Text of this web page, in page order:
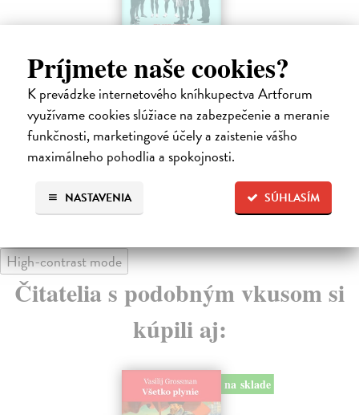
Príjmete naše cookies?
K prevádzke internetového kníhkupectva Artforum
využívame cookies slúžiace na zabezpečenie a meranie
funkčnosti, marketingové účely a zaistenie vášho
maximálneho pohodlia a spokojnosti.
SÚHLASÍM
NASTAVENIA
Ako vedieť všetko
Wiss Elke| Kniha
Kniha, ktorá zbystrí tvoje myslenie, otvorí nové
horizonty a prehĺbi vzťahy – doma aj v práci. Ako v...
Na sklade ?
16,39 €
High-contrast mode
Čitatelia s podobným vkusom si
kúpili aj:
na sklade